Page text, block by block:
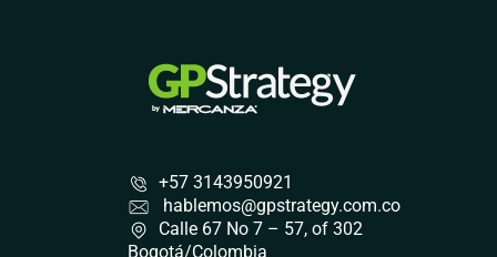
+57 3143950921
hablemos@gpstrategy.com.co
Calle 67 No 7 – 57, of 302
Bogotá/Colombia